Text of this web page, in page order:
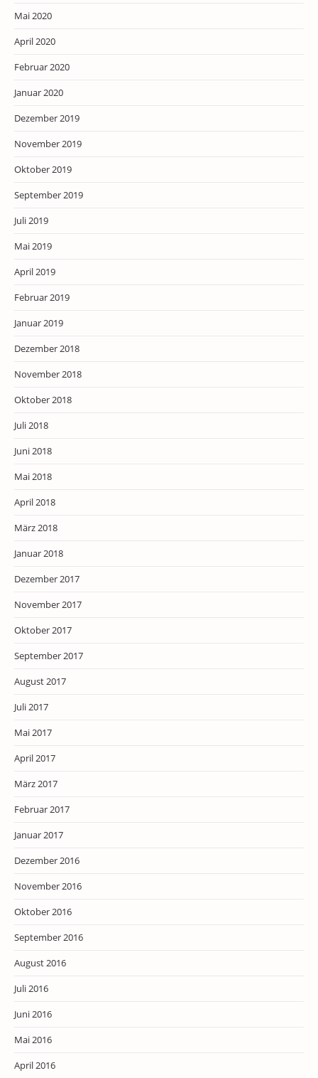
Mai 2020
April 2020
Februar 2020
Januar 2020
Dezember 2019
November 2019
Oktober 2019
September 2019
Juli 2019
Mai 2019
April 2019
Februar 2019
Januar 2019
Dezember 2018
November 2018
Oktober 2018
Juli 2018
Juni 2018
Mai 2018
April 2018
März 2018
Januar 2018
Dezember 2017
November 2017
Oktober 2017
September 2017
August 2017
Juli 2017
Mai 2017
April 2017
März 2017
Februar 2017
Januar 2017
Dezember 2016
November 2016
Oktober 2016
September 2016
August 2016
Juli 2016
Juni 2016
Mai 2016
April 2016